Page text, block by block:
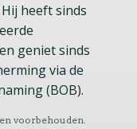
heeft sinds
geniet sinds
via de
(BOB).
voorbehouden.